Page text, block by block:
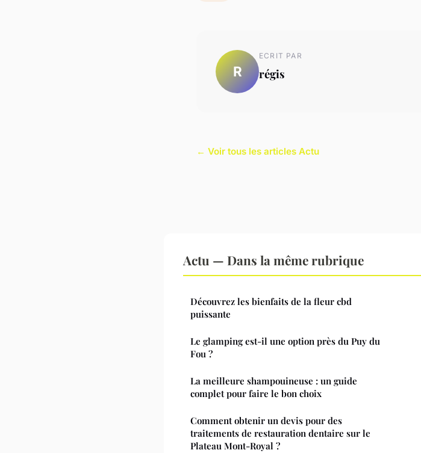
R
ECRIT PAR
régis
← Voir tous les articles Actu
Actu — Dans la même rubrique
Découvrez les bienfaits de la fleur cbd
puissante
Le glamping est-il une option près du Puy du
Fou ?
La meilleure shampouineuse : un guide
complet pour faire le bon choix
Comment obtenir un devis pour des
traitements de restauration dentaire sur le
Plateau Mont-Royal ?